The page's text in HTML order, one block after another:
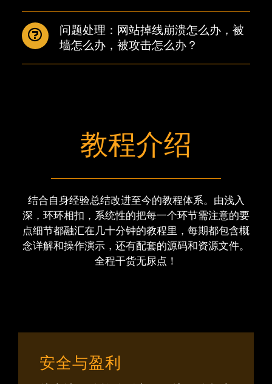
问题处理：网站掉线崩溃怎么办，被
墙怎么办，被攻击怎么办？
教程介绍
结合自身经验总结改进至今的教程体系。由浅入
深，环环相扣，系统性的把每一个环节需注意的要
点细节都融汇在几十分钟的教程里，每期都包含概
念详解和操作演示，还有配套的源码和资源文件。
全程干货无尿点！
安全与盈利